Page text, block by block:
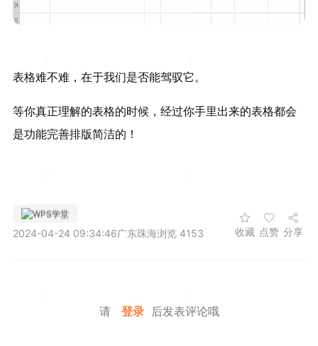
表格难不难，在于我们是否能驾驭它。
等你真正理解的表格的时候，经过你手里出来的表格都会
是功能完善排版简洁的！
WPS学堂
2024-04-24 09:34:46广东珠海浏览 4153 收藏 点赞 分享
请 登录 后发表评论哦